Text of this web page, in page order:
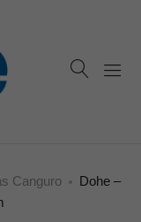
Canguro
Dohe –